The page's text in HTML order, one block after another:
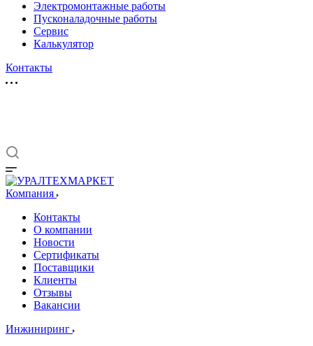
Электромонтажные работы
Пусконаладочные работы
Сервис
Калькулятор
Контакты
Компания
Контакты
О компании
Новости
Сертификаты
Поставщики
Клиенты
Отзывы
Вакансии
Инжиниринг